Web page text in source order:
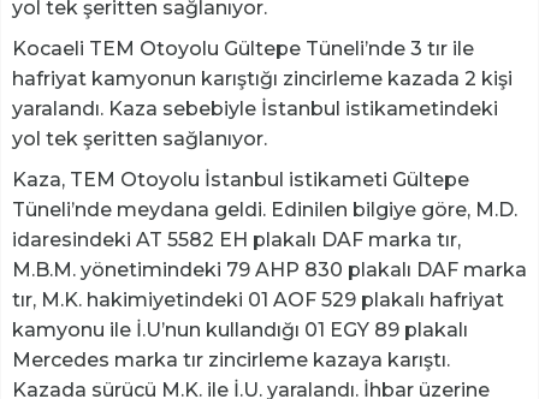
yol tek şeritten sağlanıyor.
Kocaeli TEM Otoyolu Gültepe Tüneli’nde 3 tır ile
hafriyat kamyonun karıştığı zincirleme kazada 2 kişi
yaralandı. Kaza sebebiyle İstanbul istikametindeki
yol tek şeritten sağlanıyor.
Kaza, TEM Otoyolu İstanbul istikameti Gültepe
Tüneli’nde meydana geldi. Edinilen bilgiye göre, M.D.
idaresindeki AT 5582 EH plakalı DAF marka tır,
M.B.M. yönetimindeki 79 AHP 830 plakalı DAF marka
tır, M.K. hakimiyetindeki 01 AOF 529 plakalı hafriyat
kamyonu ile İ.U’nun kullandığı 01 EGY 89 plakalı
Mercedes marka tır zincirleme kazaya karıştı.
Kazada sürücü M.K. ile İ.U. yaralandı. İhbar üzerine